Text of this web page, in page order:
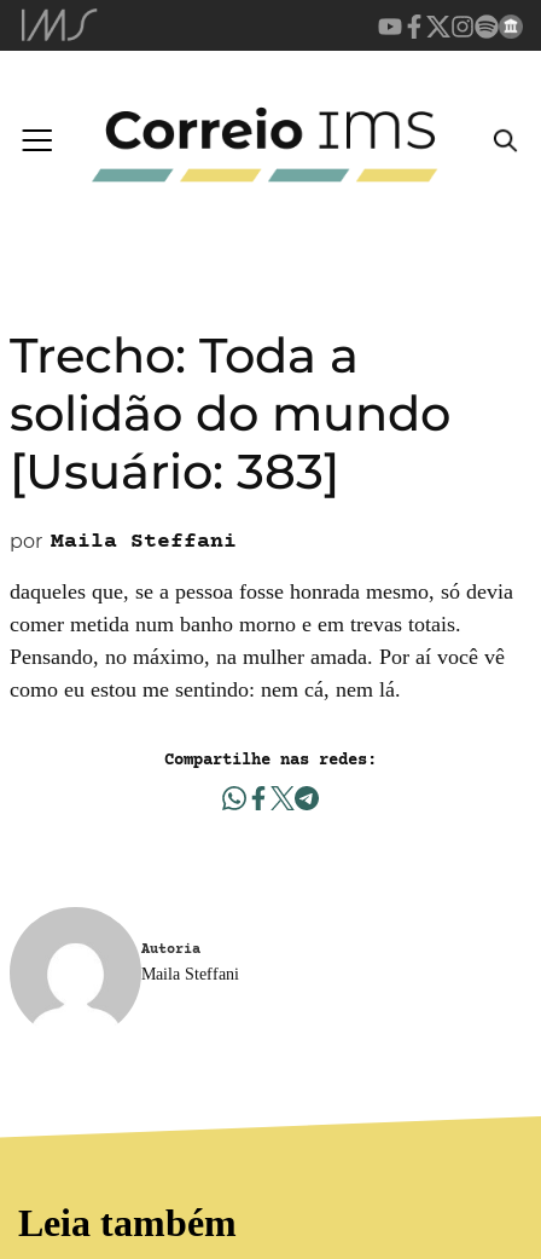
Trecho: Toda a
solidão do mundo
[Usuário: 383]
por Maila Steffani
daqueles que, se a pessoa fosse honrada mesmo, só devia
comer me­tida num banho morno e em trevas totais.
Pensando, no máximo, na mulher amada. Por aí você vê
como eu estou me sentindo: nem cá, nem lá.
Compartilhe nas redes:
Autoria
Maila Steffani
Leia também